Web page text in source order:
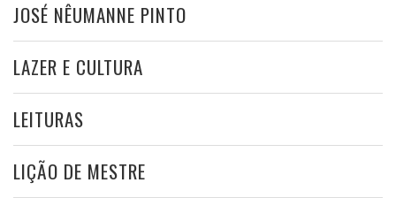
JOSÉ NÊUMANNE PINTO
LAZER E CULTURA
LEITURAS
LIÇÃO DE MESTRE